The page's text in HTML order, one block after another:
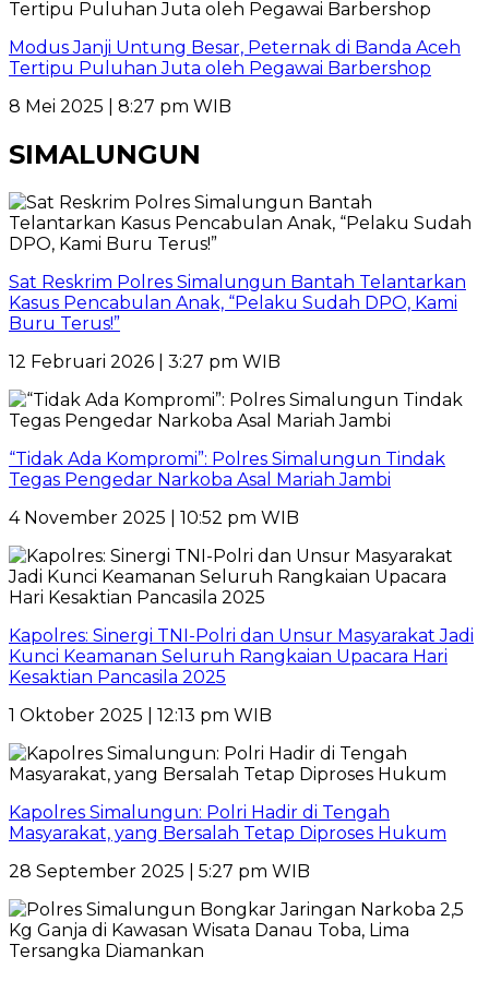
Modus Janji Untung Besar, Peternak di Banda Aceh
Tertipu Puluhan Juta oleh Pegawai Barbershop
8 Mei 2025 | 8:27 pm WIB
SIMALUNGUN
Sat Reskrim Polres Simalungun Bantah Telantarkan
Kasus Pencabulan Anak, “Pelaku Sudah DPO, Kami
Buru Terus!”
12 Februari 2026 | 3:27 pm WIB
“Tidak Ada Kompromi”: Polres Simalungun Tindak
Tegas Pengedar Narkoba Asal Mariah Jambi
4 November 2025 | 10:52 pm WIB
Kapolres: Sinergi TNI-Polri dan Unsur Masyarakat Jadi
Kunci Keamanan Seluruh Rangkaian Upacara Hari
Kesaktian Pancasila 2025
1 Oktober 2025 | 12:13 pm WIB
Kapolres Simalungun: Polri Hadir di Tengah
Masyarakat, yang Bersalah Tetap Diproses Hukum
28 September 2025 | 5:27 pm WIB